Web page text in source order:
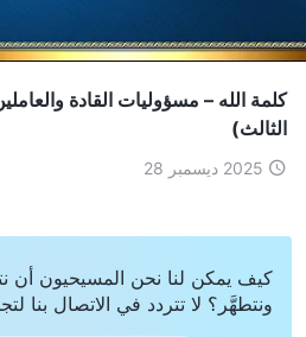
الثالث)
2025 ديسمبر 28
كيف يمكن لنا نحن المسيحيون أن
ونتطهَّر؟ لا تتردد في الاتصال بنا